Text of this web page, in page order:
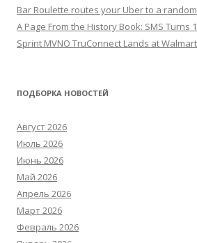
Bar Roulette routes your Uber to a
A Page From the History Book: SMS Turns
Sprint MVNO TruConnect Lands at Walmart
ПОДБОРКА НОВОСТЕЙ
Август 2026
Июль 2026
Июнь 2026
Май 2026
Апрель 2026
Март 2026
Февраль 2026